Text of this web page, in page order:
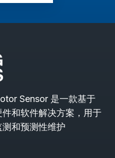
Sensor 是一款基于
和软件解决方案，用于
和预测性维护